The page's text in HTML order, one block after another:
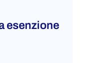
esenzione